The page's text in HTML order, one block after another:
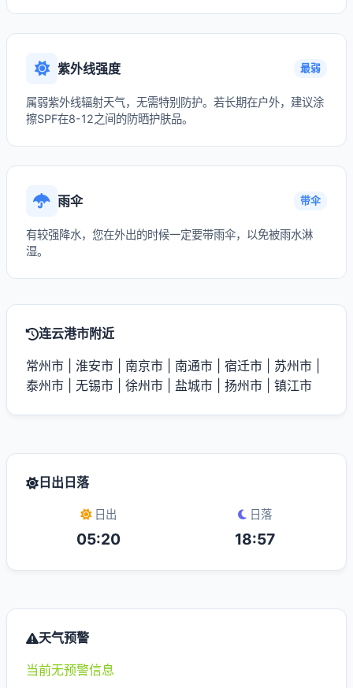
紫外线强度 最弱
属弱紫外线辐射天气，无需特别防护。若长期在户外，建议涂
擦SPF在8-12之间的防晒护肤品。
雨伞 带伞
有较强降水，您在外出的时候一定要带雨伞，以免被雨水淋
湿。
连云港市附近
常州市 淮安市 南京市 南通市 宿迁市 苏州市
泰州市
无锡市 徐州市 盐城市 扬州市 镇江市
日出日落
日出
05:20
日落
18:57
天气预警
当前无预警信息